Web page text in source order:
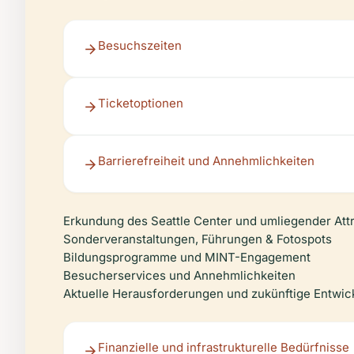
Besuchszeiten
Ticketoptionen
Barrierefreiheit und Annehmlichkeiten
Erkundung des Seattle Center und umliegender
Sonderveranstaltungen, Führungen & Fotospots
Bildungsprogramme und MINT-Engagement
Besucherservices und Annehmlichkeiten
Aktuelle Herausforderungen und zukünftige
Finanzielle und infrastrukturelle Bedürfnisse